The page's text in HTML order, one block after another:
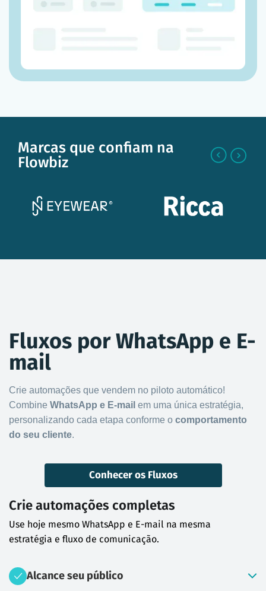
Marcas que confiam na
Flowbiz
Fluxos por WhatsApp e E-
mail
Crie automações que vendem no piloto automático!
Combine WhatsApp e E-mail em uma única estratégia,
personalizando cada etapa conforme o comportamento
do seu cliente.
Conhecer os Fluxos
Crie automações completas
Use hoje mesmo WhatsApp e E-mail na mesma
estratégia e fluxo de comunicação.
Alcance seu público